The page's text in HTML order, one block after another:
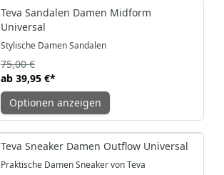
-47%
Teva Sandalen Damen Midform
Universal
Stylische Damen Sandalen
ab 39,95 €*
75,00 €
Optionen anzeigen
-75%
Teva Sneaker Damen Outflow Universal
Praktische Damen Sneaker von Teva